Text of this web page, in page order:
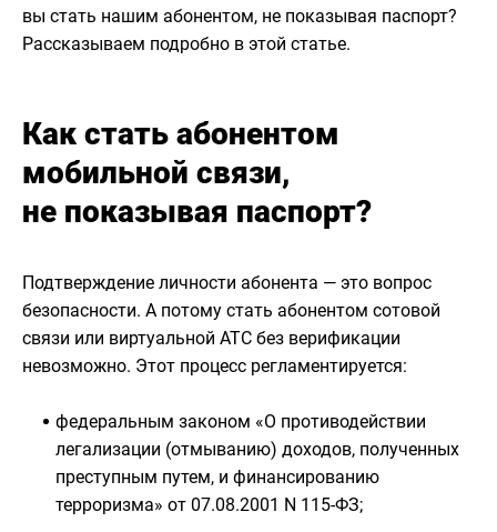
вы стать нашим абонентом, не показывая паспорт?
Рассказываем подробно в этой статье.
Как стать абонентом
мобильной связи,
не показывая паспорт?
Подтверждение личности абонента — это вопрос
безопасности. А потому стать абонентом сотовой
связи или виртуальной АТС без верификации
невозможно. Этот процесс регламентируется:
федеральным законом «О противодействии
легализации (отмыванию) доходов, полученных
преступным путем, и финансированию
терроризма» от 07.08.2001 N 115-ФЗ;